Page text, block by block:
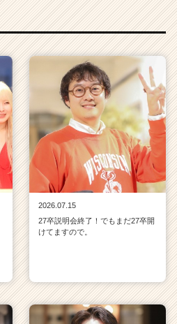
2026.07.15
27卒説明会終了！でもまだ27卒開
けてますので。